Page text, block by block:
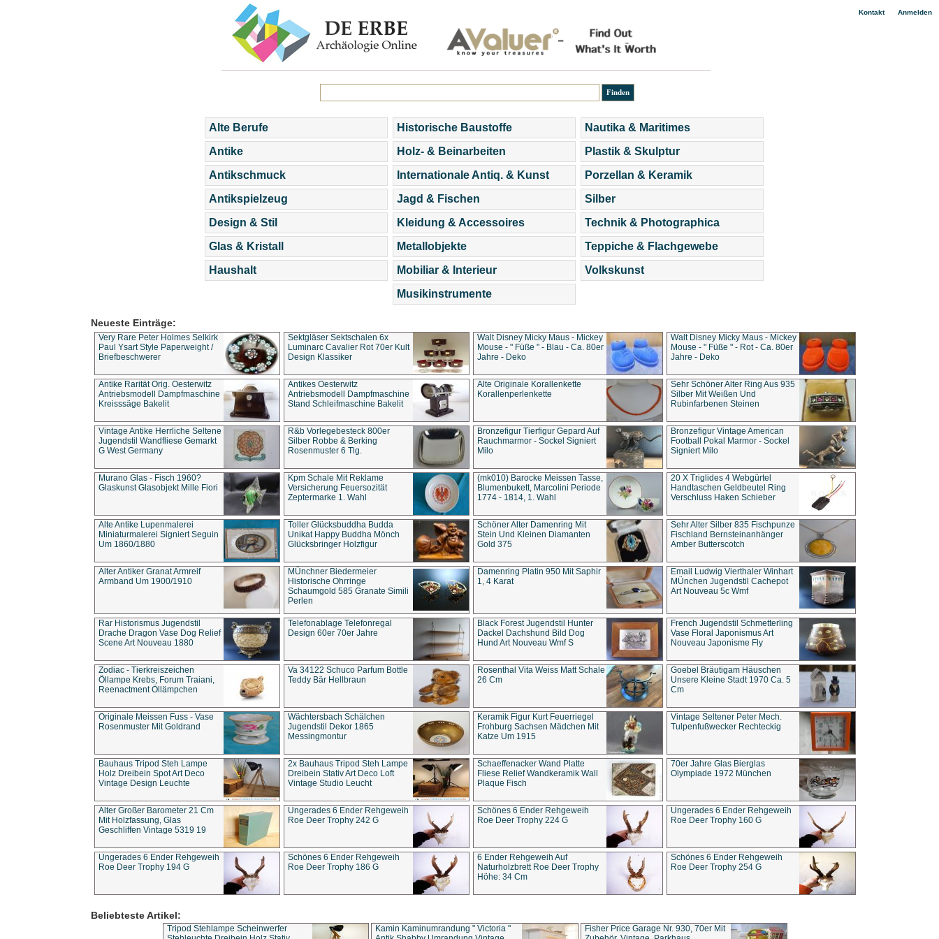
Kontakt| Anmelden
Alte Berufe
Antike
Antikschmuck
Antikspielzeug
Design & Stil
Glas & Kristall
Haushalt
Historische Baustoffe
Holz- & Beinarbeiten
Internationale Antiq. & Kunst
Jagd & Fischen
Kleidung & Accessoires
Metallobjekte
Mobiliar & Interieur
Musikinstrumente
Nautika & Maritimes
Plastik & Skulptur
Porzellan & Keramik
Silber
Technik & Photographica
Teppiche & Flachgewebe
Volkskunst
Neueste Einträge:
Very Rare Peter Holmes Selkirk
Paul Ysart Style Paperweight /
Briefbeschwerer
Sektgläser Sektschalen 6x
Luminarc Cavalier Rot 70er Kult
Design Klassiker
Walt Disney Micky Maus - Mickey
Mouse - " Füße " - Blau - Ca. 80er
Jahre - Deko
Walt Disney Micky Maus - Mickey
Mouse - " Füße " - Rot - Ca. 80er
Jahre - Deko
Antike Rarität Orig. Oesterwitz
Antriebsmodell Dampfmaschine
Kreisssäge Bakelit
Antikes Oesterwitz
Antriebsmodell Dampfmaschine
Stand Schleifmaschine Bakelit
Alte Originale Korallenkette
Korallenperlenkette
Sehr Schöner Alter Ring Aus 935
Silber Mit Weißen Und
Rubinfarbenen Steinen
Vintage Antike Herrliche Seltene
Jugendstil Wandfliese Gemarkt
G West Germany
R&b Vorlegebesteck 800er
Silber Robbe & Berking
Rosenmuster 6 Tlg.
Bronzefigur Tierfigur Gepard Auf
Rauchmarmor - Sockel Signiert
Milo
Bronzefigur Vintage American
Football Pokal Marmor - Sockel
Signiert Milo
Murano Glas - Fisch 1960?
Glaskunst Glasobjekt Mille Fiori
Kpm Schale Mit Reklame
Versicherung Feuersozität
Zeptermarke 1. Wahl
(mk010) Barocke Meissen Tasse,
Blumenbukett, Marcolini Periode
1774 - 1814, 1. Wahl
20 X Triglides 4 Webgürtel
Handtaschen Geldbeutel Ring
Verschluss Haken Schieber
Alte Antike Lupenmalerei
Miniaturmalerei Signiert Seguin
Um 1860/1880
Toller Glücksbuddha Budda
Unikat Happy Buddha Mönch
Glücksbringer Holzfigur
Schöner Alter Damenring Mit
Stein Und Kleinen Diamanten
Gold 375
Sehr Alter Silber 835 Fischpunze
Fischland Bernsteinanhänger
Amber Butterscotch
Alter Antiker Granat Armreif
Armband Um 1900/1910
MÜnchner Biedermeier
Historische Ohrringe
Schaumgold 585 Granate Simili
Perlen
Damenring Platin 950 Mit Saphir
1, 4 Karat
Email Ludwig Vierthaler Winhart
MÜnchen Jugendstil Cachepot
Art Nouveau 5c Wmf
Rar Historismus Jugendstil
Drache Dragon Vase Dog Relief
Scene Art Nouveau 1880
Telefonablage Telefonregal
Design 60er 70er Jahre
Black Forest Jugendstil Hunter
Dackel Dachshund Bild Dog
Hund Art Nouveau Wmf S
French Jugendstil Schmetterling
Vase Floral Japonismus Art
Nouveau Japonisme Fly
Zodiac - Tierkreiszeichen
Öllampe Krebs, Forum Traiani,
Reenactment Öllämpchen
Va 34122 Schuco Parfum Bottle
Teddy Bär Hellbraun
Rosenthal Vita Weiss Matt Schale
26 Cm
Goebel Bräutigam Häuschen
Unsere Kleine Stadt 1970 Ca. 5
Cm
Originale Meissen Fuss - Vase
Rosenmuster Mit Goldrand
Wächtersbach Schälchen
Jugendstil Dekor 1865
Messingmontur
Keramik Figur Kurt Feuerriegel
Frohburg Sachsen Mädchen Mit
Katze Um 1915
Vintage Seltener Peter Mech.
Tulpenfußwecker Rechteckig
Bauhaus Tripod Steh Lampe
Holz Dreibein Spot Art Deco
Vintage Design Leuchte
2x Bauhaus Tripod Steh Lampe
Dreibein Stativ Art Deco Loft
Vintage Studio Leucht
Schaeffenacker Wand Platte
Fliese Relief Wandkeramik Wall
Plaque Fisch
70er Jahre Glas Bierglas
Olympiade 1972 München
Alter Großer Barometer 21 Cm
Mit Holzfassung, Glas
Geschliffen Vintage 5319 19
Ungerades 6 Ender Rehgeweih
Roe Deer Trophy 242 G
Schönes 6 Ender Rehgeweih
Roe Deer Trophy 224 G
Ungerades 6 Ender Rehgeweih
Roe Deer Trophy 160 G
Ungerades 6 Ender Rehgeweih
Roe Deer Trophy 194 G
Schönes 6 Ender Rehgeweih
Roe Deer Trophy 186 G
6 Ender Rehgeweih Auf
Naturholzbrett Roe Deer Trophy
Höhe: 34 Cm
Schönes 6 Ender Rehgeweih
Roe Deer Trophy 254 G
Beliebteste Artikel:
Tripod Stehlampe Scheinwerfer
Kamin Kaminumrandung " Victoria "
Fisher Price Garage Nr. 930, 70er Mit